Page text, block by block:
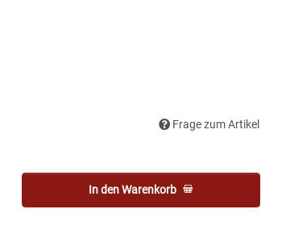
Frage zum Artikel
In den Warenkorb